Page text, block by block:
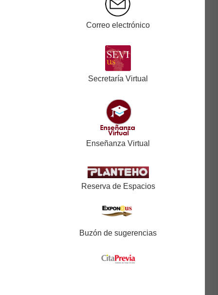
Correo electrónico
Secretaría Virtual
Enseñanza Virtual
Reserva de Espacios
Buzón de sugerencias